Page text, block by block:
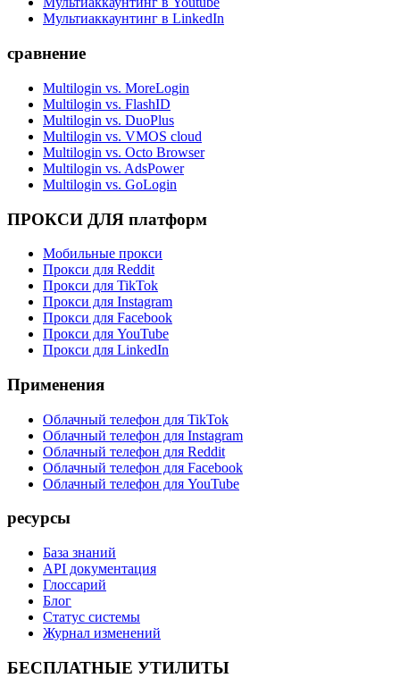
Мультиаккаунтинг в LinkedIn
сравнение
Multilogin vs. MoreLogin
Multilogin vs. FlashID
Multilogin vs. DuoPlus
Multilogin vs. VMOS cloud
Multilogin vs. Octo Browser
Multilogin vs. AdsPower
Multilogin vs. GoLogin
ПРОКСИ ДЛЯ платформ
Мобильные прокси
Прокси для Reddit
Прокси для TikTok
Прокси для Instagram
Прокси для Facebook
Прокси для YouTube
Прокси для LinkedIn
Применения
Облачный телефон для TikTok
Облачный телефон для Instagram
Облачный телефон для Reddit
Облачный телефон для Facebook
Облачный телефон для YouTube
ресурсы
База знаний
API документация
Глоссарий
Блог
Статус системы
Журнал изменений
БЕСПЛАТНЫЕ УТИЛИТЫ